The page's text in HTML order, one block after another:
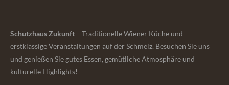
Schutzhaus Zukunft – Traditionelle Wiener Küche und
erstklassige Veranstaltungen auf der Schmelz. Besuchen Sie uns
und genießen Sie gutes Essen, gemütliche Atmosphäre und
kulturelle Highlights!